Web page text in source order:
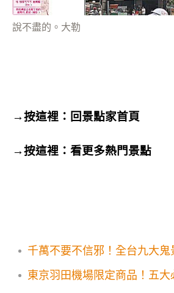
說不盡的。大勒
→按這裡：回景點家首頁
→按這裡： 看更多熱門景點
千萬不要不信邪！全台九大鬼
東京羽田機場限定商品！五大